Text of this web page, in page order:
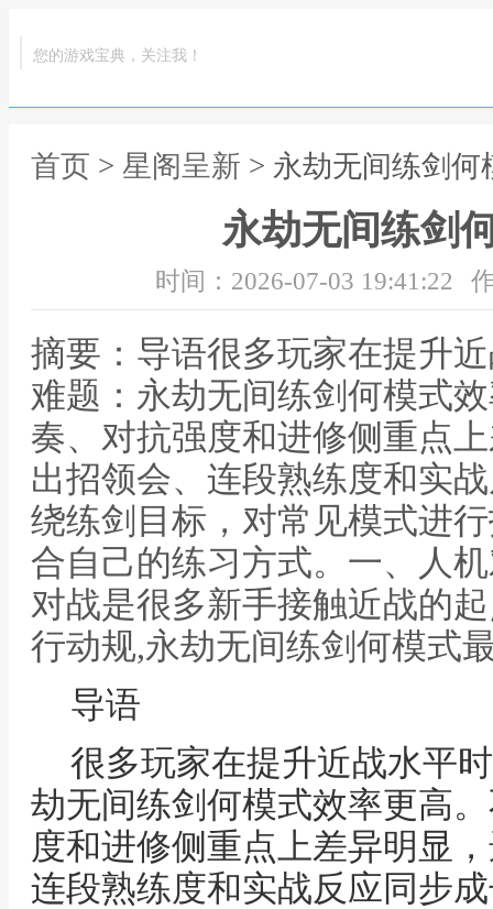
您的游戏宝典，关注我！
首页 > 星阁呈新 > 永劫无间练剑何
永劫无间练剑
时间：2026-07-03 19:41:22
摘要：导语很多玩家在提升
难题：永劫无间练剑何模式
奏、对抗强度和进修侧重点
出招领会、连段熟练度和实
绕练剑目标，对常见模式进
合自己的练习方式。一、人
对战是很多新手接触近战的
行动规,永劫无间练剑何模式
导语
很多玩家在提升近战水平
劫无间练剑何模式效率更高
度和进修侧重点上差异明显
连段熟练度和实战反应同步